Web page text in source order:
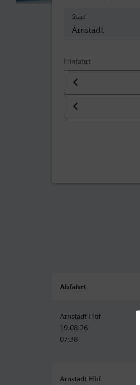
Start
Hinfahrt
Datum der Hinfahrt
Uhrzeit der Hinfahrt
Abfahrt
Arnstadt Hbf
19.08.26
07:38
Arnstadt Hbf